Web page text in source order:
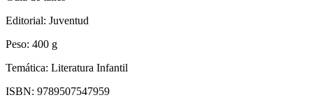
Editorial: Juventud
Peso: 400 g
Temática: Literatura Infantil
ISBN: 9789507547959